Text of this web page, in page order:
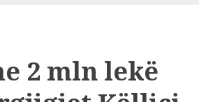
2 mln lekë